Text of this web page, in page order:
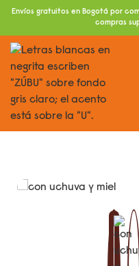
Envíos gratuitos en Bogotá por
compras